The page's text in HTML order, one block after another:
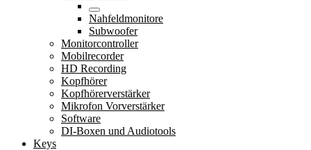
Nahfeldmonitore
Subwoofer
Monitorcontroller
Mobilrecorder
HD Recording
Kopfhörer
Kopfhörerverstärker
Mikrofon Vorverstärker
Software
DI-Boxen und Audiotools
Keys